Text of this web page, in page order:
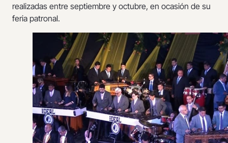
realizadas entre septiembre y octubre, en ocasión de su
feria patronal.